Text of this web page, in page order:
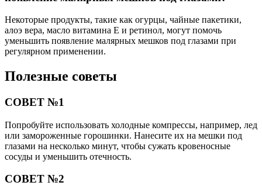
Некоторые продукты, такие как огурцы, чайные пакетики,
алоэ вера, масло витамина Е и ретинол, могут помочь
уменьшить появление малярных мешков под глазами при
регулярном применении.
Полезные советы
СОВЕТ №1
Попробуйте использовать холодные компрессы, например, лед
или замороженные горошинки. Нанесите их на мешки под
глазами на несколько минут, чтобы сужать кровеносные
сосуды и уменьшить отечность.
СОВЕТ №2